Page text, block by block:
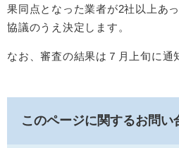
果同点となった業者が2社以上あ
協議のうえ決定します。
なお、審査の結果は７月上旬に通
このページに関するお問い